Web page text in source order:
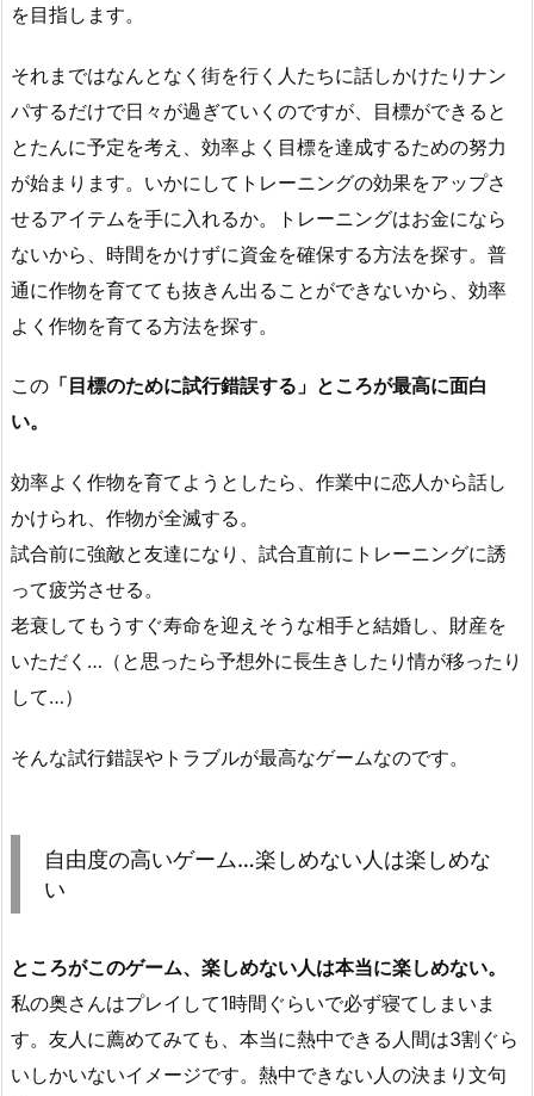
を目指します。
それまではなんとなく街を行く人たちに話しかけたりナン
パするだけで日々が過ぎていくのですが、目標ができると
とたんに予定を考え、効率よく目標を達成するための努力
が始まります。いかにしてトレーニングの効果をアップさ
せるアイテムを手に入れるか。トレーニングはお金になら
ないから、時間をかけずに資金を確保する方法を探す。普
通に作物を育てても抜きん出ることができないから、効率
よく作物を育てる方法を探す。
この 「目標のために試行錯誤する」ところが最高に面白
い。
効率よく作物を育てようとしたら、作業中に恋人から話し
かけられ、作物が全滅する。
試合前に強敵と友達になり、試合直前にトレーニングに誘
って疲労させる。
老衰してもうすぐ寿命を迎えそうな相手と結婚し、財産を
いただく…（と思ったら予想外に長生きしたり情が移ったり
して…）
そんな試行錯誤やトラブルが最高なゲームなのです。
自由度の高いゲーム…楽しめない人は楽しめな
い
ところがこのゲーム、楽しめない人は本当に楽しめない。
私の奥さんはプレイして1時間ぐらいで必ず寝てしまいま
す。友人に薦めてみても、本当に熱中できる人間は3割ぐら
いしかいないイメージです。熱中できない人の決まり文句